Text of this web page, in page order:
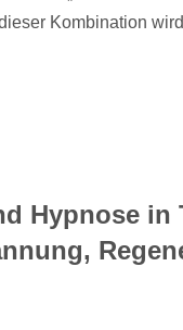
Kombination
Hypnose in